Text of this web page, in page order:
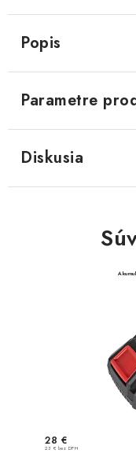
Popis
Parametre
Diskusia